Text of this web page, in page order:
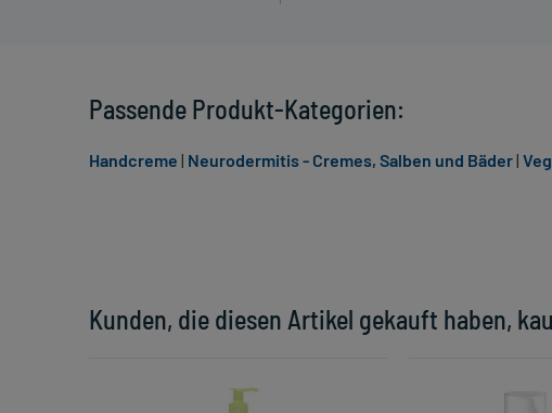
Kunden, die diesen Artikel gekauft haben,
Passende Produkt-Kategorien:
Handcreme | Neurodermitis - Cremes, Salben und Bäder|